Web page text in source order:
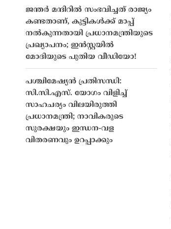
ജന്തർ മന്ദിറിൽ സംഭവിച്ചത് രാജ്യം
കണ്ടതാണ്, കുട്ടികൾക്ക് മാപ്പ്
നൽകുന്നതായി പ്രധാനമന്ത്രിയുടെ
പ്രഖ്യാപനം; ഇൻസ്റ്റയിൽ
മോദിയുടെ പുതിയ വീഡിയോ!
പശ്ചിമേഷ്യൻ പ്രതിസന്ധി:
സി.സി.എസ്. യോഗം വിളിച്ച്
സാഹചര്യം വിലയിരുത്തി
പ്രധാനമന്ത്രി; നാവികരുടെ
സുരക്ഷയും ഇന്ധന-വള
വിതരണവും ഉറപ്പാക്കും